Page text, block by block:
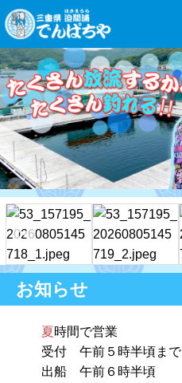
お知らせ
夏時間で営業
受付 午前５時半頃まで
出船 午前６時半頃